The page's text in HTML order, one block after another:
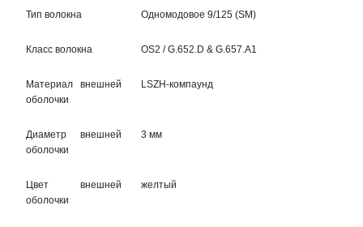
Тип волокна Одномодовое 9/125 (SM)
Класс волокна OS2 / G.652.D & G.657.A1
Материал внешней
оболочки
LSZH-компаунд
Диаметр внешней
оболочки
3 мм
Цвет внешней
оболочки
желтый